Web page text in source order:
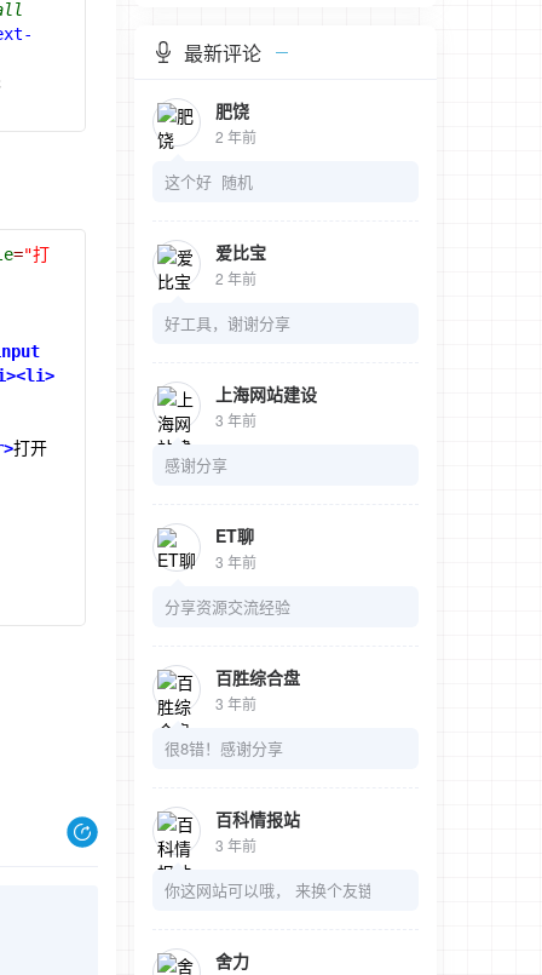
="打
打开
最新评论
肥饶
2 年前
这个好 随机
爱比宝
2 年前
好工具，谢谢分享
上海网站建设
3 年前
感谢分享
ET聊
3 年前
分享资源交流经验
百胜综合盘
3 年前
很8错！感谢分享
百科情报站
3 年前
你这网站可以哦， 来换个友链吧
舍力